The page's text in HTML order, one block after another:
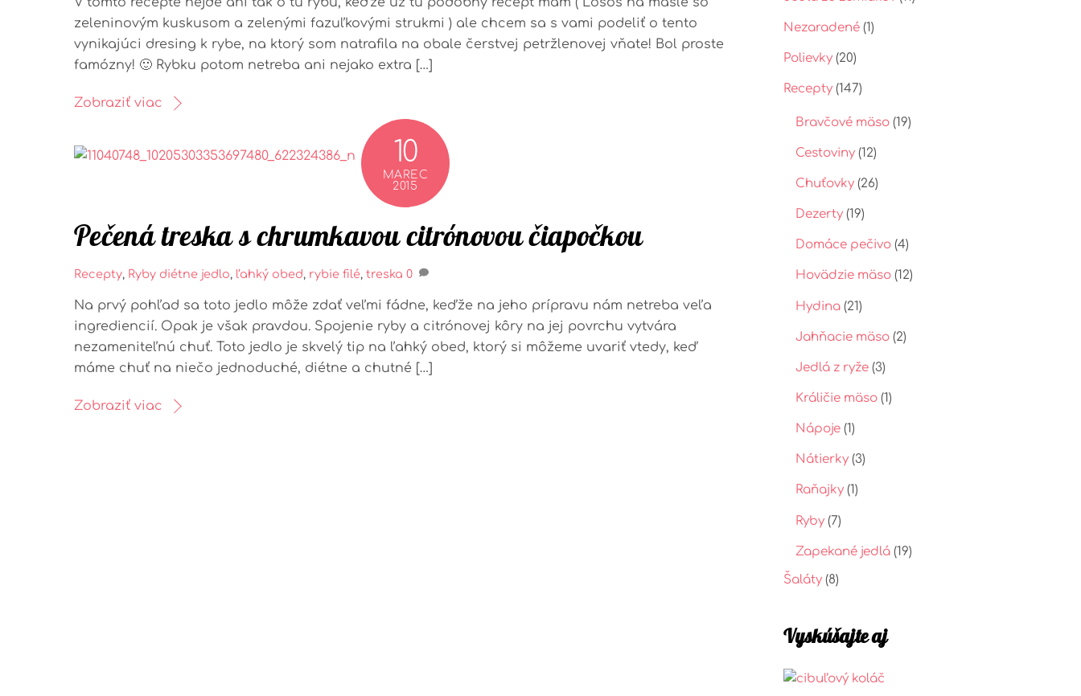
zeleninovým kuskusom a zelenými fazuľkovými strukmi ) ale chcem sa s vami podeliť o tento
vynikajúci dresing k rybe, na ktorý som natrafila na obale čerstvej petržlenovej vňate! Bol proste
famózny! 🙂 Rybku potom netreba ani nejako extra […]
Zobraziť viac
10
MAREC
2015
Pečená treska s chrumkavou citrónovou čiapočkou
Recepty, Ryby diétne jedlo, ľahký obed, rybie filé, treska 0
Na prvý pohľad sa toto jedlo môže zdať veľmi fádne, keďže na jeho prípravu nám netreba veľa
ingrediencií. Opak je však pravdou. Spojenie ryby a citrónovej kôry na jej povrchu vytvára
nezameniteľnú chuť. Toto jedlo je skvelý tip na ľahký obed, ktorý si môžeme uvariť vtedy, keď
máme chuť na niečo jednoduché, diétne a chutné […]
Zobraziť viac
Nezaradené(1)
Polievky(20)
Recepty(147)
Bravčové mäso(19)
Cestoviny(12)
Chuťovky(26)
Dezerty(19)
Domáce pečivo(4)
Hovädzie mäso(12)
Hydina(21)
Jahňacie mäso(2)
Jedlá z ryže(3)
Králičie mäso(1)
Nápoje(1)
Nátierky(3)
Raňajky(1)
Ryby(7)
Zapekané jedlá(19)
Šaláty(8)
Vyskúšajte aj